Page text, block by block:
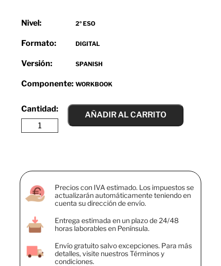
Nivel: 2º ESO
Formato: DIGITAL
Versión: SPANISH
Componente: WORKBOOK
AÑADIR AL CARRITO
Precios con IVA estimado. Los impuestos se
actualizarán automáticamente teniendo en
cuenta su dirección de envío.
Entrega estimada en un plazo de 24/48
horas laborables en Península.
Envío gratuito salvo excepciones. Para más
detalles, visite nuestros Términos y
condiciones.